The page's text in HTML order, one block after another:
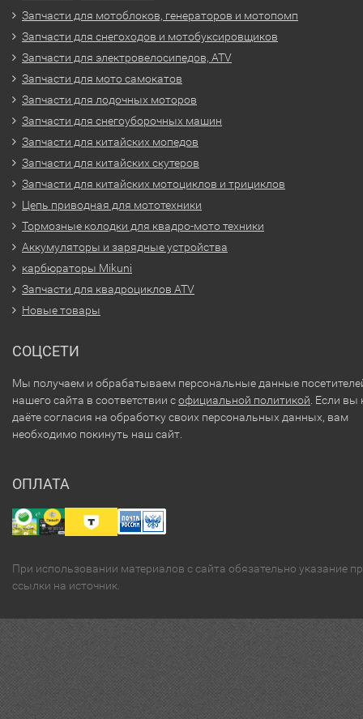
Запчасти для мотоблоков, генераторов и мотопомп
Запчасти для снегоходов и мотобуксировщиков
Запчасти для электровелосипедов, ATV
Запчасти для мото самокатов
Запчасти для лодочных моторов
Запчасти для снегоуборочных машин
Запчасти для китайских мопедов
Запчасти для китайских скутеров
Запчасти для китайских мотоциклов и трициклов
Цепь приводная для мототехники
Тормозные колодки для квадро-мото техники
Аккумуляторы и зарядные устройства
карбюраторы Mikuni
Запчасти для квадроциклов ATV
Новые товары
СОЦСЕТИ
Мы получаем и обрабатываем персональные данные
нашего сайта в соответствии софициальной политикой . Если вы
даёте согласия на обработку своих персональных данных, вам
необходимо покинуть наш сайт.
ОПЛАТА
При использовании материалов с сайта обязательно указание
ссылки на источник.